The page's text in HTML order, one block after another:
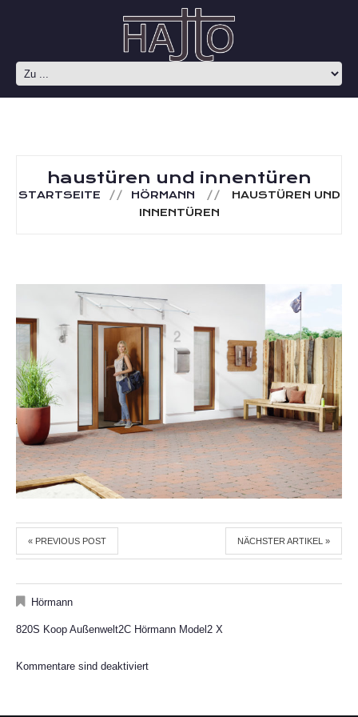
haustüren und innentüren
STARTSEITE HÖRMANN
HAUSTÜREN UND
INNENTÜREN
« PREVIOUS POST NÄCHSTER ARTIKEL »
Hörmann
820S Koop Außenwelt2C Hörmann Model2 X
Kommentare sind deaktiviert